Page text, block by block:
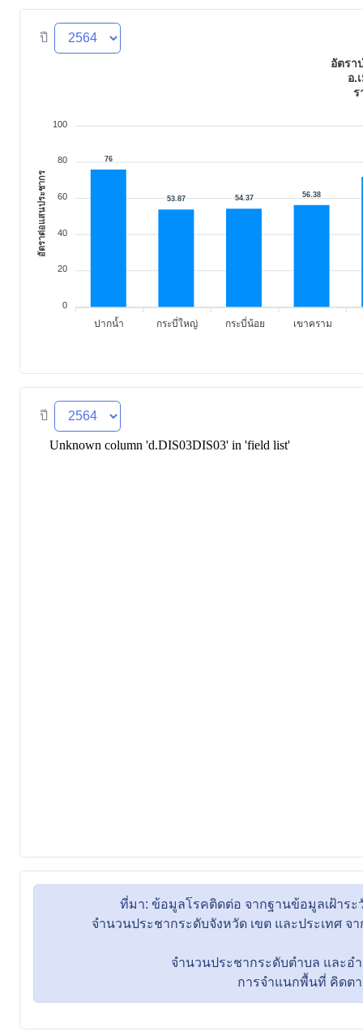
ปี
ปากน้ำ กระบี่ใหญ่ กระบี่น้อย เขาคราม
76
53.87 54.37 56.38
อัตรา
อ.
ร
100
80
60
40
20
0
อัตราต่อแสนประชากร
ปี
ที่มา: ข้อมูลโรคติดต่อ จากฐานข้อมูลเฝ้าร
จำนวนประชากระดับจังหวัด เขต และประเทศ จา
จำนวนประชากระดับตำบล และอำ
การจำแนกพื้นที่ คิดตาม